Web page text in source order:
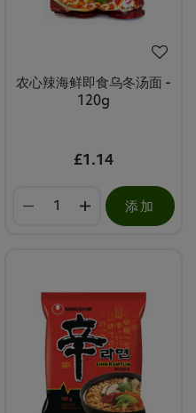
农心辣海鲜即食乌冬汤面 -
120g
£1.14
添加